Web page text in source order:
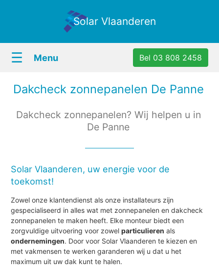
Solar Vlaanderen
☰ Menu Bel 03 808 2458
Dakcheck zonnepanelen De Panne
Dakcheck zonnepanelen? Wij helpen u in
De Panne
Solar Vlaanderen, uw energie voor de
toekomst!
Zowel onze klantendienst als onze installateurs zijn
gespecialiseerd in alles wat met zonnepanelen en dakcheck
zonnepanelen te maken heeft. Elke monteur biedt een
zorgvuldige uitvoering voor zowelparticulieren als
ondernemingen. Door voor Solar Vlaanderen te kiezen en
met vakmensen te werken garanderen wij u dat u het
maximum uit uw dak kunt te halen.